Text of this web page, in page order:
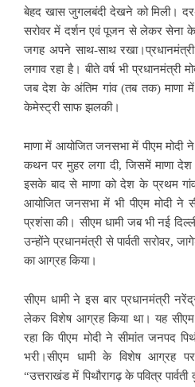
बेहद खास जुगलबंदी देखने को मिली।
सरोवर में दर्शन एवं पूजन से लेकर सेना के
जगह अपने साथ-साथ
लगाव रहा है। बीते वर्ष भी प्रधानमंत्री
जब देश के अंतिम गांव (तब तक) माणा में
केमेस्ट्री साफ झलकी।
माणा में आयोजित जनसभा में पीएम
कथन पर मुहर लगा दी, जिसमें माणा देश
इसके बाद से माणा को देश के प्रथम
आयोजित जनसभा में भी पीएम मोदी ने
प्रशंसा की। सीएम धामी जब भी नई
उन्होंने प्रधानमंत्री से पार्वती सरोवर,
का आग्रह किया।
सीएम धामी ने इस बार प्रधानमंत्री
लेकर विशेष आग्रह किया था। यह सीएम
रहा कि पीएम मोदी ने सीमांत जनपद
भरी।सीएम धामी के विशेष आग्रह
“उत्तराखंड में पिथौरागढ़ के पवित्र